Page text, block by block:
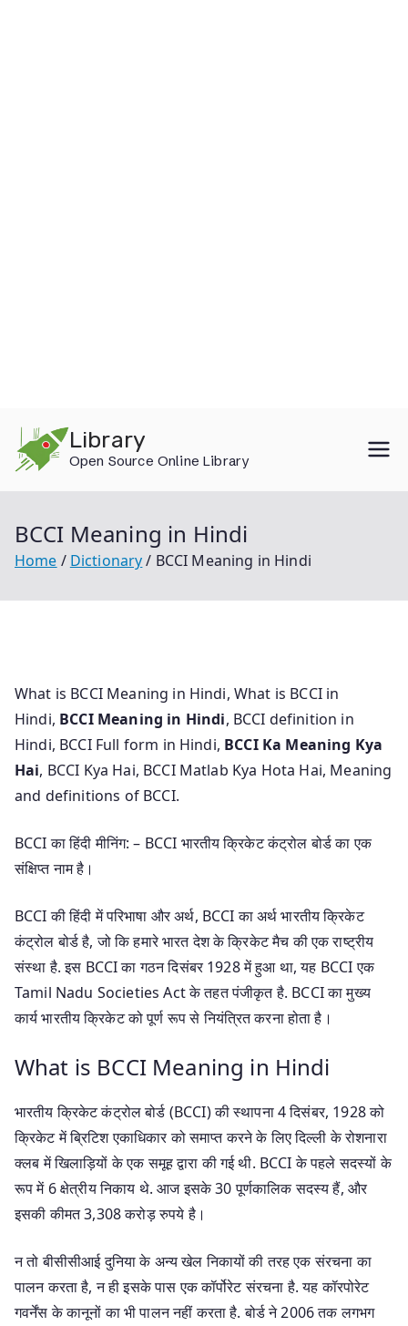
content
Library
Open Source Online Library
BCCI Meaning in Hindi
Home Dictionary BCCI Meaning in Hindi
What is BCCI Meaning in Hindi, What is BCCI in
Hindi, BCCI Meaning in Hindi, BCCI definition in
Hindi, BCCI Full form in Hindi, BCCI Ka Meaning Kya
Hai, BCCI Kya Hai, BCCI Matlab Kya Hota Hai, Meaning
and definitions of BCCI.
BCCI का हिंदी मीनिंग: – BCCI भारतीय क्रिकेट कंट्रोल बोर्ड का एक
संक्षिप्त नाम है।
BCCI की हिंदी में परिभाषा और अर्थ, BCCI का अर्थ भारतीय क्रिकेट
कंट्रोल बोर्ड है, जो कि हमारे भारत देश के क्रिकेट मैच की एक राष्ट्रीय
संस्था है. इस BCCI का गठन दिसंबर 1928 में हुआ था, यह BCCI एक
Tamil Nadu Societies Act के तहत पंजीकृत है. BCCI का मुख्य
कार्य भारतीय क्रिकेट को पूर्ण रूप से नियंत्रित करना होता है।
What is BCCI Meaning in Hindi
भारतीय क्रिकेट कंट्रोल बोर्ड (BCCI) की स्थापना 4 दिसंबर, 1928 को
क्रिकेट में ब्रिटिश एकाधिकार को समाप्त करने के लिए दिल्ली के रोशनारा
क्लब में खिलाड़ियों के एक समूह द्वारा की गई थी. BCCI के पहले सदस्यों के
रूप में 6 क्षेत्रीय निकाय थे. आज इसके 30 पूर्णकालिक सदस्य हैं, और
इसकी कीमत 3,308 करोड़ रुपये है।
न तो बीसीसीआई दुनिया के अन्य खेल निकायों की तरह एक संरचना का
पालन करता है, न ही इसके पास एक कॉर्पोरेट संरचना है. यह कॉरपोरेट
गवर्नेंस के कानूनों का भी पालन नहीं करता है. बोर्ड ने 2006 तक लगभग